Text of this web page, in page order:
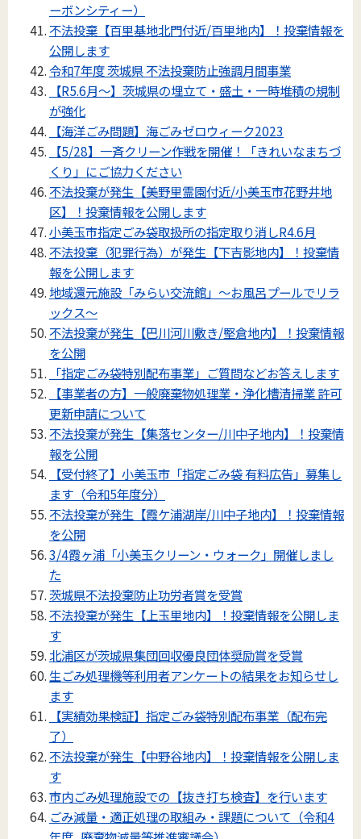
ーボンシティー）
不法投棄【百里基地北門付近/百里地内】！投棄情報を
公開します
令和7年度 茨城県 不法投棄防止強調月間事業
【R5.6月～】茨城県の埋立て・盛土・一時堆積の規制
が強化
【海洋ごみ問題】海ごみゼロウィーク2023
【5/28】一斉クリーン作戦を開催！「きれいなまちづ
くり」にご協力ください
不法投棄が発生【美野里霊園付近/小美玉市花野井地
区】！投棄情報を公開します
小美玉市指定ごみ袋取扱所の指定取り消しR4.6月
不法投棄（犯罪行為）が発生【下吉影地内】！投棄情
報を公開します
地域還元施設「みらい交流館」～お風呂プールでリラ
ックス～
不法投棄が発生【巴川河川敷き/堅倉地内】！投棄情報
を公開
「指定ごみ袋特別配布事業」ご質問などお答えします
【事業者の方】一般廃棄物処理業・浄化槽清掃業 許可
更新申請について
不法投棄が発生【集落センター/川中子地内】！投棄情
報を公開
【受付終了】小美玉市「指定ごみ袋 有料広告」募集し
ます（令和5年度分）
不法投棄が発生【霞ケ浦湖岸/川中子地内】！投棄情報
を公開
3/4霞ヶ浦「小美玉クリーン・ウォーク」開催しまし
た
茨城県不法投棄防止功労者賞を受賞
不法投棄が発生【上玉里地内】！投棄情報を公開しま
す
北浦区が茨城県集団回収優良団体奨励賞を受賞
生ごみ処理機等利用者アンケートの結果をお知らせし
ます
【実績効果検証】指定ごみ袋特別配布事業（配布完
了）
不法投棄が発生【中野谷地内】！投棄情報を公開しま
す
市内ごみ処理施設での【抜き打ち検査】を行います
ごみ減量・適正処理の取組み・課題について（令和4